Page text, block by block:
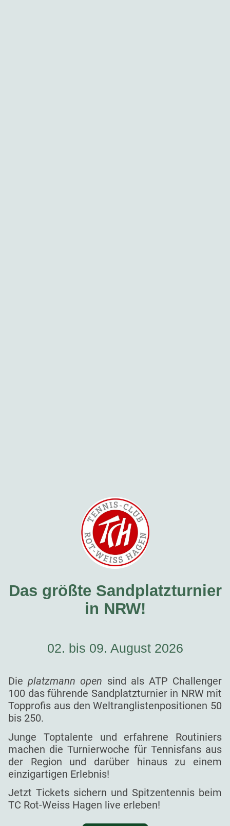
Das größte Sandplatzturnier
in NRW!
02. bis 09. August 2026
Dieplatzmann open sind als ATP Challenger
100 das führende Sandplatzturnier in NRW mit
Topprofis aus den Weltranglistenpositionen 50
bis 250.
Junge Toptalente und erfahrene Routiniers
machen die Turnierwoche für Tennisfans aus
der Region und darüber hinaus zu einem
einzigartigen Erlebnis!
Jetzt Tickets sichern und Spitzentennis beim
TC Rot-Weiss Hagen live erleben!